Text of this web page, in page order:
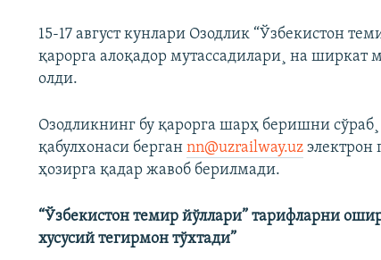
15-17 август кунлари Озодлик “Ўзбекистон
қарорга алоқадор мутассадилари¸ на ширкат
олди.
Озодликнинг бу қарорга шарҳ беришни
қабулхонаси берганnn@uzrailway.uz электрон
ҳозирга қадар жавоб берилмади.
“Ўзбекистон темир йўллари” тарифларни
хусусий тегирмон тўхтади”